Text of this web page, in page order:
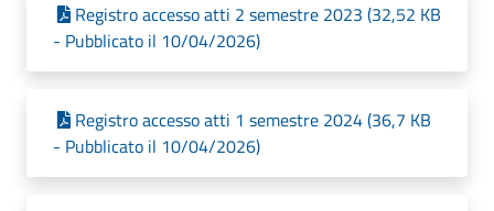
Registro accesso atti 2 semestre 2023 (32,52 KB
- Pubblicato il 10/04/2026)
Registro accesso atti 1 semestre 2024 (36,7 KB
- Pubblicato il 10/04/2026)